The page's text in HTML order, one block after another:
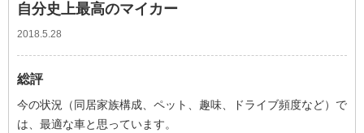
自分史上最高のマイカー
2018.5.28
総評
今の状況（同居家族構成、ペット、趣味、ドライブ頻度など）で
は、最適な車と思っています。